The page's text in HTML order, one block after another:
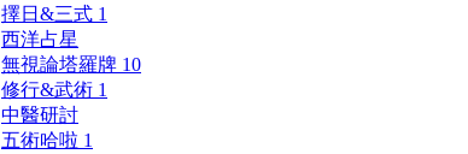
擇日&三式 1
西洋占星
無視論塔羅牌 10
修行&武術 1
中醫研討
五術哈啦 1